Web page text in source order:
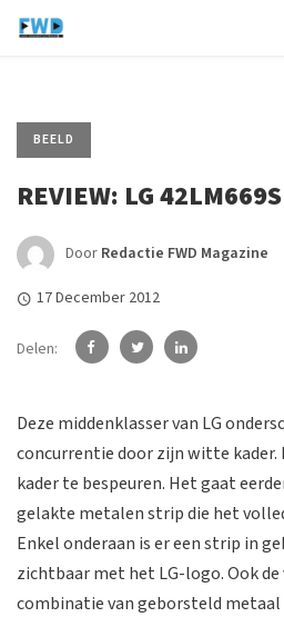
BEELD
REVIEW: LG 42LM669S
Door Redactie FWD Magazine
17 December 2012
Delen:
Deze middenklasser van LG
concurrentie door zijn witte kader.
kader te bespeuren. Het gaat
gelakte metalen strip die het
Enkel onderaan is er een strip in
zichtbaar met het LG-logo. Ook
combinatie van geborsteld